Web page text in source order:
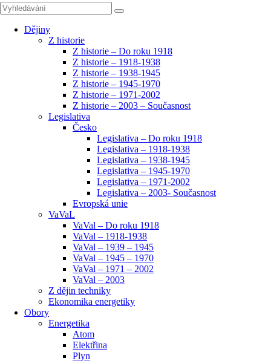
Dějiny
Z historie
Z historie – Do roku 1918
Z historie – 1918-1938
Z historie – 1938-1945
Z historie – 1945-1970
Z historie – 1971-2002
Z historie – 2003 – Současnost
Legislativa
Česko
Legislativa – Do roku 1918
Legislativa – 1918-1938
Legislativa – 1938-1945
Legislativa – 1945-1970
Legislativa – 1971-2002
Legislativa – 2003- Současnost
Evropská unie
VaVaL
VaVal – Do roku 1918
VaVal – 1918-1938
VaVal – 1939 – 1945
VaVal – 1945 – 1970
VaVal – 1971 – 2002
VaVal – 2003
Z dějin techniky
Ekonomika energetiky
Obory
Energetika
Atom
Elektřina
Plyn